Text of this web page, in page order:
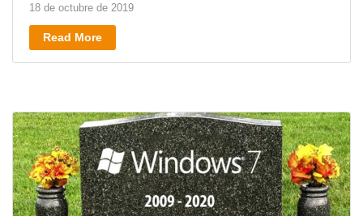
18 de octubre de 2019
Read More